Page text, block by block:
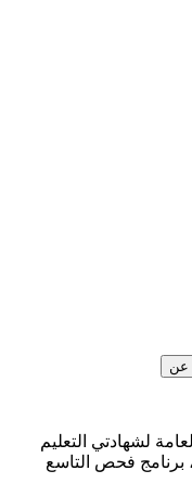
عن
لشهادتي التعليم